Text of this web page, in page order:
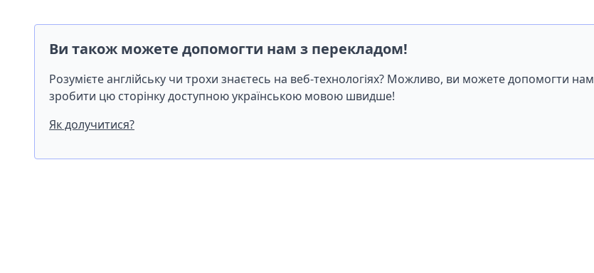
Ви також можете допомогти нам з перекладом!
Розумієте англійську чи трохи знаєтесь на веб-технологіях? Можливо, ви можете допомогти нам
зробити цю сторінку доступною українською мовою швидше!
Як долучитися?